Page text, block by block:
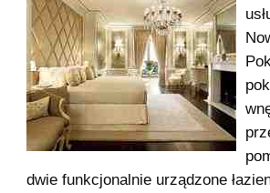
dwie funkcjonalnie urządzone